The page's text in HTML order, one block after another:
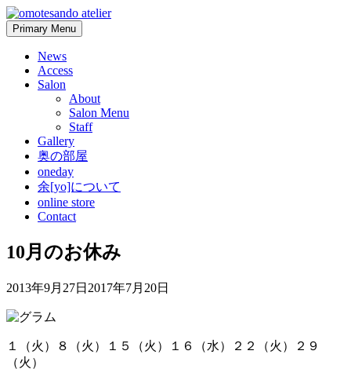
Skip
to
content
Primary Menu
News
Access
Salon
About
Salon Menu
Staff
Gallery
奥の部屋
oneday
余[yo]について
online store
Contact
10月のお休み
2013年9月27日 2017年7月20日
１（火）８（火）１５（火）１６（水）２２（火）２９
（火）